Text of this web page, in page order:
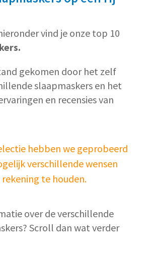
vind je onze top 10
gekomen door het zelf
slaapmaskers en het
en recensies van
hebben we geprobeerd
verschillende wensen
te houden.
over de verschillende
Scroll dan wat verder